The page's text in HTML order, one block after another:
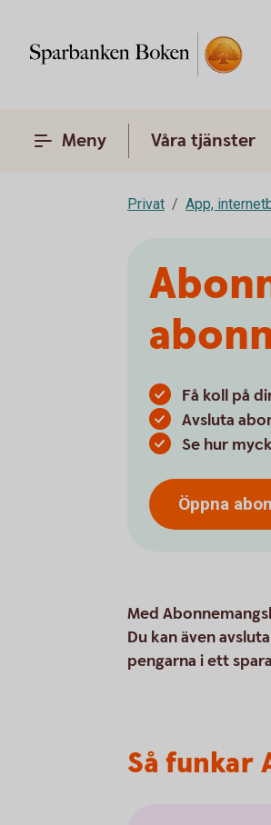
Meny Våra tjänster
Privat App,
Få koll på
Avsluta
Se hur
Öppna
Med
Du kan även
pengarna i ett
Så funkar